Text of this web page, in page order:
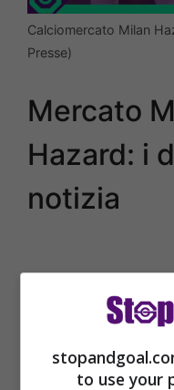
Calciomercato Milan
Presse)
Mercato
Hazard: i
notizia
to use your